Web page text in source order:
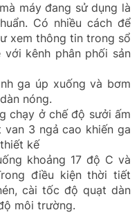
máy đang sử dụng là
Có nhiều cách để
xem thông tin trong sổ
kênh phân phối sản
ga úp xuống và bơm
nóng.
chạy ở chế độ sưởi ấm
3 ngả cao khiến ga
kế
khoảng 17 độ C và
điều kiện thời tiết
cài tốc độ quạt dàn
môi trường.